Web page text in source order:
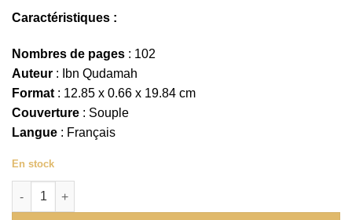
Caractéristiques :
Nombres de pages : 102
Auteur : Ibn Qudamah
Format : 12.85 x 0.66 x 19.84 cm
Couverture : Souple
Langue : Français
En stock
quantité de Les maladies du cœur - Éditions Muslimlife